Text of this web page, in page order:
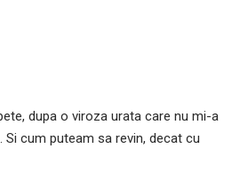
dupa o viroza urata care nu mi-a
cum puteam sa revin, decat cu